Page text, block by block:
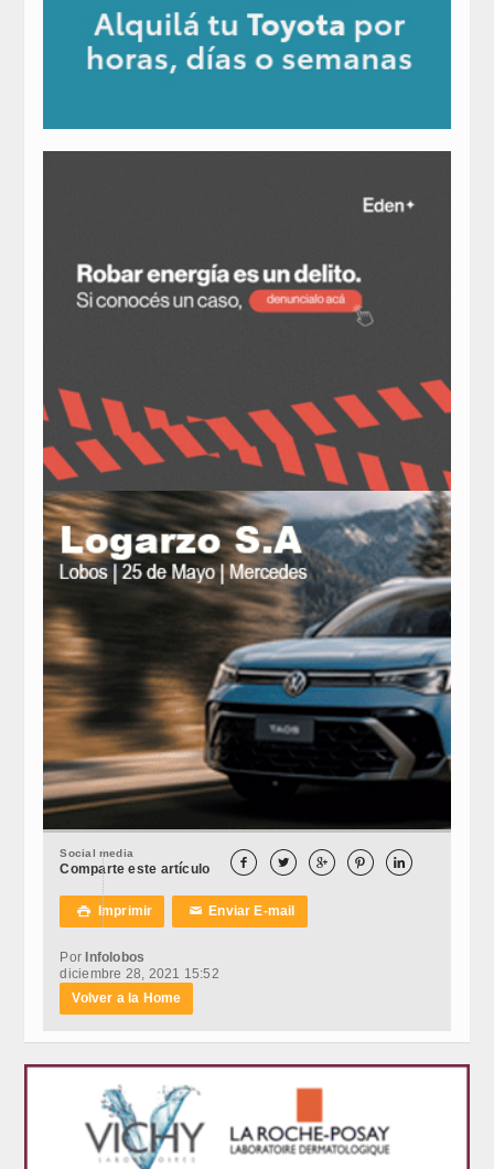
Social media
Comparte este artículo     
 Imprimir ✉Enviar E-mail
Por Infolobos
diciembre 28, 2021 15:52
Volver a la Home